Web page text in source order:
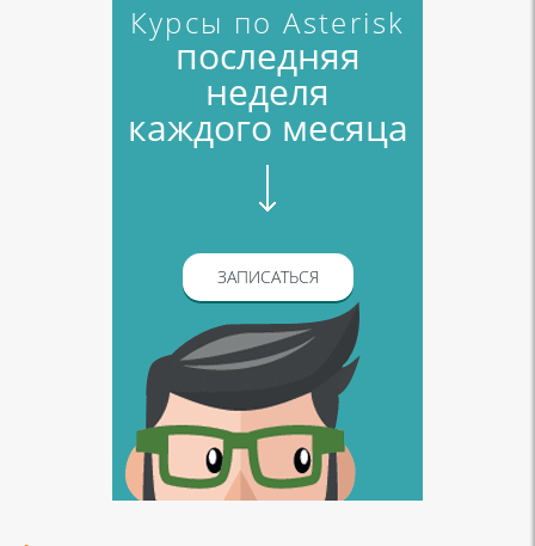
Курсы по Asterisk
последняя
неделя
каждого месяца
ЗАПИСАТЬСЯ